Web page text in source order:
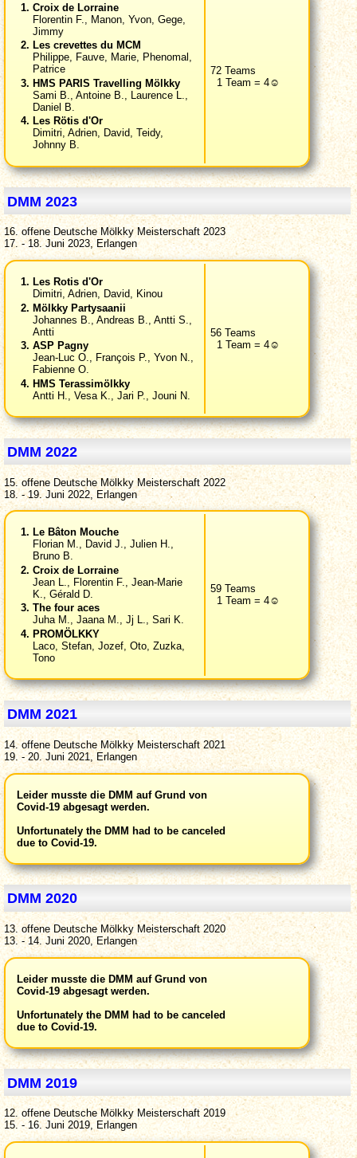
Croix de Lorraine
Florentin F., Manon, Yvon, Gege,
Jimmy
Les crevettes du MCM
Philippe, Fauve, Marie, Phenomal,
Patrice
HMS PARIS Travelling Mölkky
Sami B., Antoine B., Laurence L.,
Daniel B.
Les Rötis d'Or
Dimitri, Adrien, David, Teidy,
Johnny B.
72 Teams
1 Team = 4☺
DMM 2023
16. offene Deutsche Mölkky Meisterschaft 2023
17. - 18. Juni 2023, Erlangen
Les Rotis d'Or
Dimitri, Adrien, David, Kinou
Mölkky Partysaanii
Johannes B., Andreas B., Antti S.,
Antti
ASP Pagny
Jean-Luc O., François P., Yvon N.,
Fabienne O.
HMS Terassimölkky
Antti H., Vesa K., Jari P., Jouni N.
56 Teams
1 Team = 4☺
DMM 2022
15. offene Deutsche Mölkky Meisterschaft 2022
18. - 19. Juni 2022, Erlangen
Le Bâton Mouche
Florian M., David J., Julien H.,
Bruno B.
Croix de Lorraine
Jean L., Florentin F., Jean-Marie
K., Gérald D.
The four aces
Juha M., Jaana M., Jj L., Sari K.
PROMÖLKKY
Laco, Stefan, Jozef, Oto, Zuzka,
Tono
59 Teams
1 Team = 4☺
DMM 2021
14. offene Deutsche Mölkky Meisterschaft 2021
19. - 20. Juni 2021, Erlangen
Leider musste die DMM auf Grund von
Covid-19 abgesagt werden.
Unfortunately the DMM had to be canceled
due to Covid-19.
DMM 2020
13. offene Deutsche Mölkky Meisterschaft 2020
13. - 14. Juni 2020, Erlangen
Leider musste die DMM auf Grund von
Covid-19 abgesagt werden.
Unfortunately the DMM had to be canceled
due to Covid-19.
DMM 2019
12. offene Deutsche Mölkky Meisterschaft 2019
15. - 16. Juni 2019, Erlangen